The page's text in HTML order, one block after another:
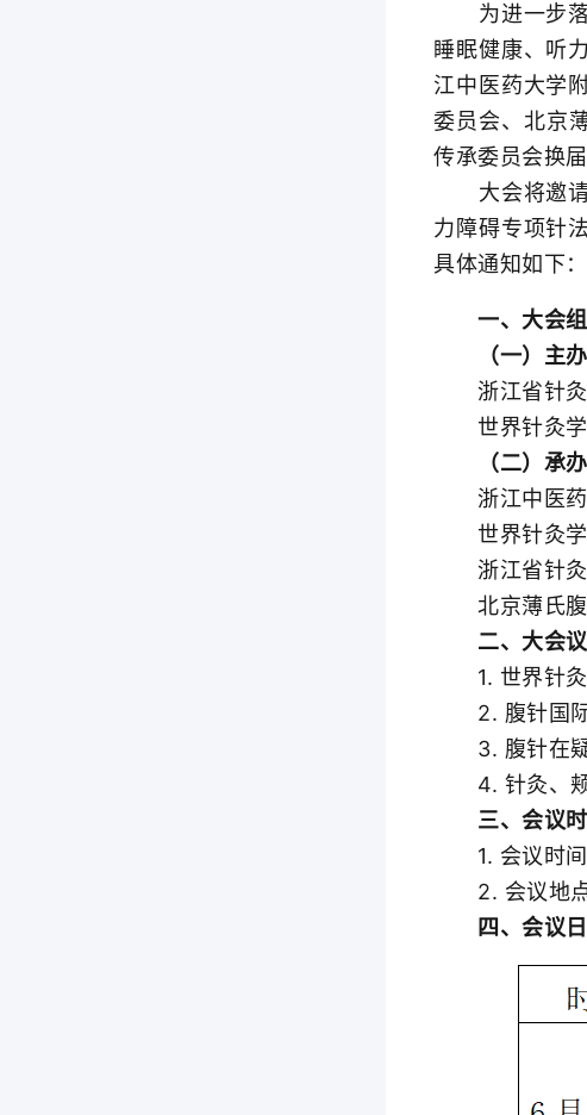
为进一步落
睡眠健康、听
江中医药大学
委员会、北京
传承委员会换
大会将邀请
力障碍专项针
具体通知如下：
一、大会组
（一）主办
浙江省针灸
世界针灸学
（二）承办
浙江中医药
世界针灸学
浙江省针灸
北京薄氏腹
二、大会议
1. 世界针灸
2. 腹针国际
3. 腹针在疑
4. 针灸、颊
三、会议时
1. 会议时间
2. 会议地点
四、会议日